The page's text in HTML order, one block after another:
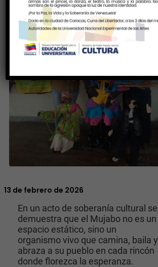
13 de febrero de 2026
En un acto de soberanía cultural se
demuestra que el Mujabo no es un
espacio estático, sino un
organismo vivo que camina, baila y
abraza a su pueblo en cada rincón
donde florezca la esperanza.